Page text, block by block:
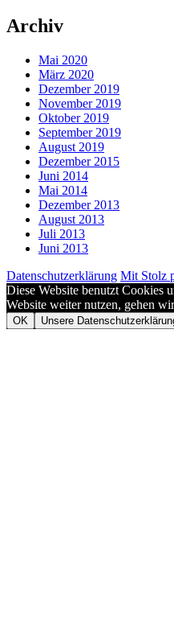
Archiv
Mai 2020
März 2020
Dezember 2019
November 2019
Oktober 2019
September 2019
August 2019
Dezember 2015
Juni 2014
Mai 2014
Dezember 2013
August 2013
Juli 2013
Juni 2013
Datenschutzerklärung Mit Stolz
Diese Website benutzt Cookies
Website weiter nutzen, gehen
OK Unsere